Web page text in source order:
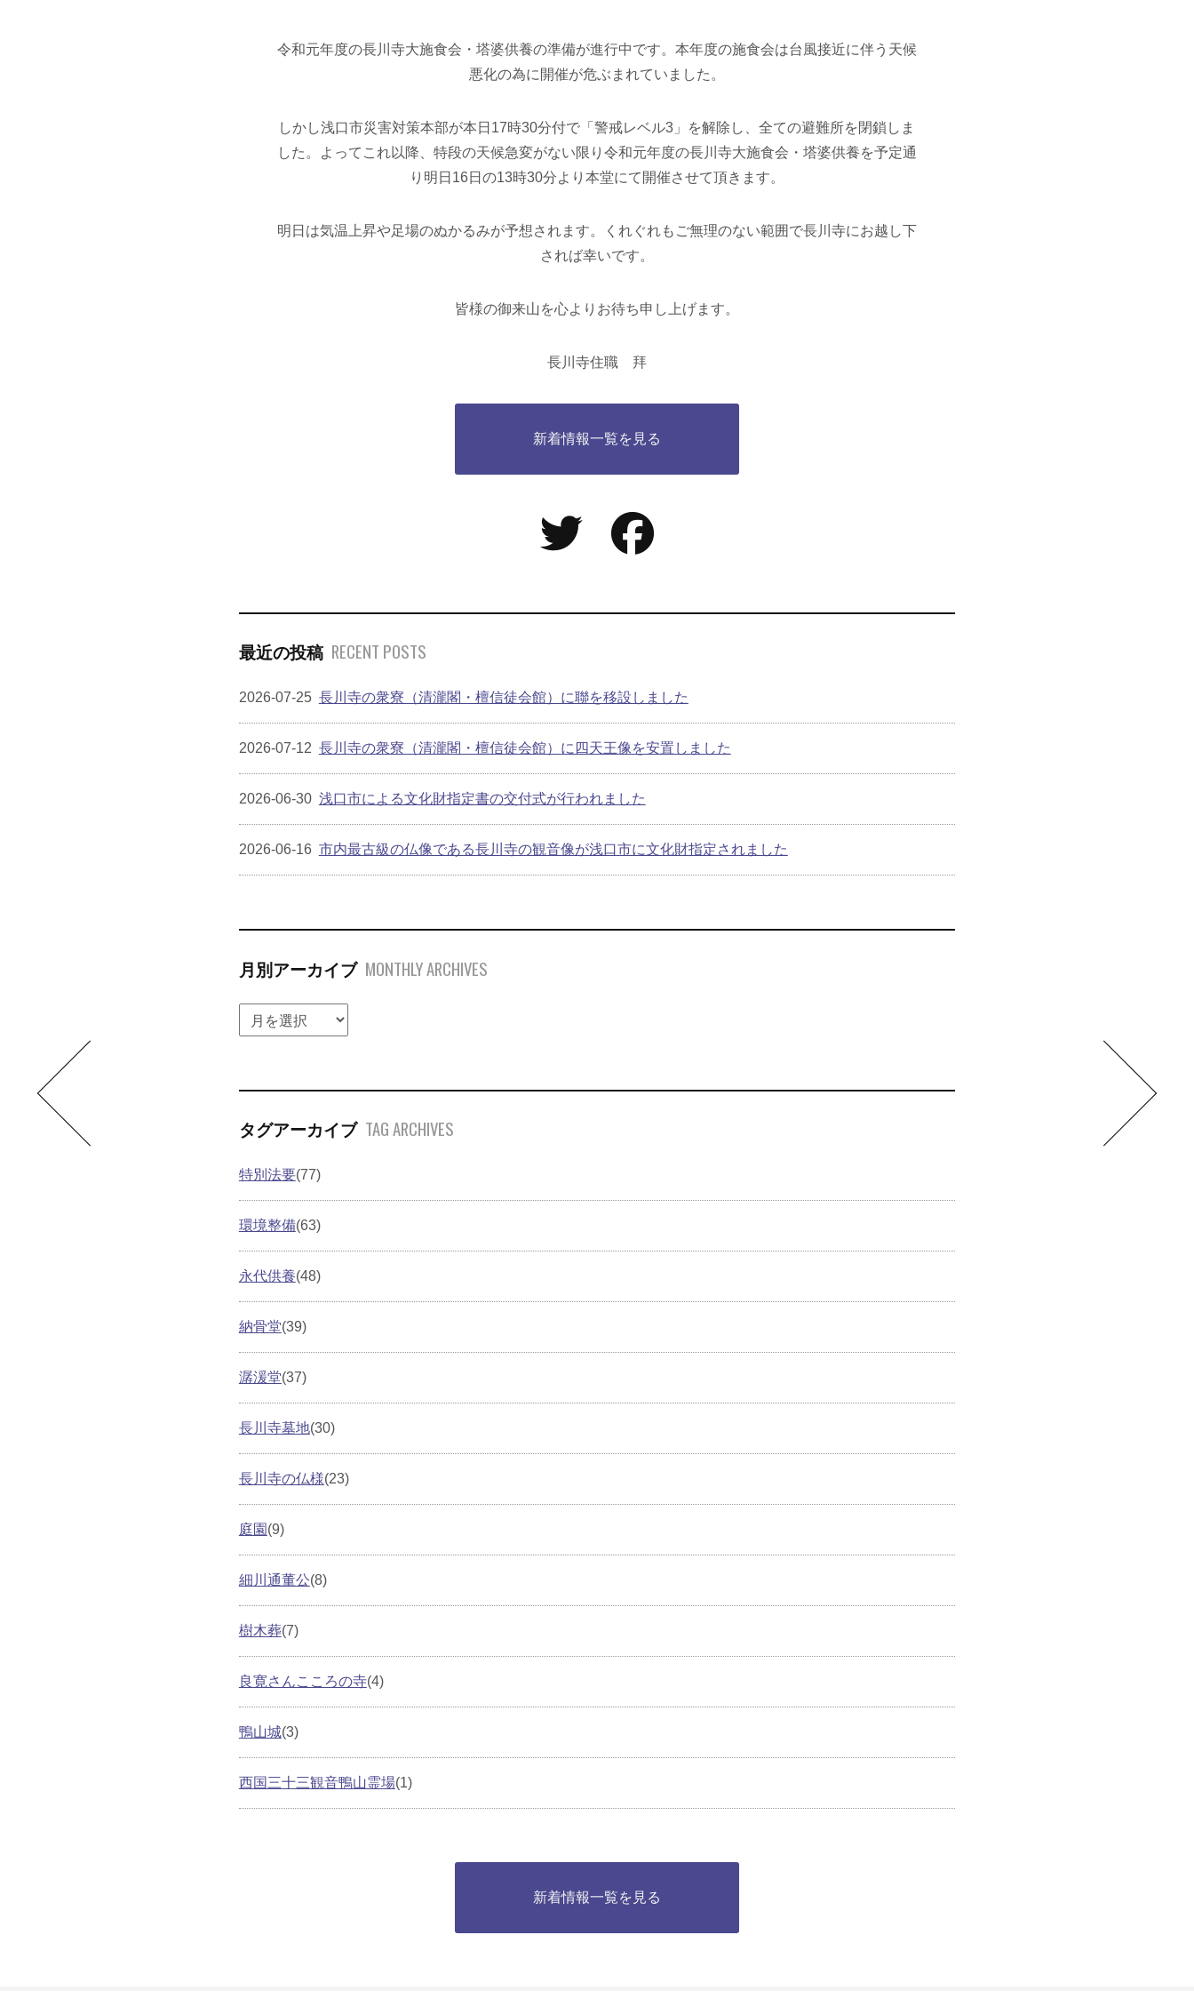
令和元年度の長川寺大施食会 ・塔婆供養の準備が進行中です。本年度の施食会は台風接近に伴う天候
悪化の為に開催が危ぶまれていました。
しかし浅口市災害対策本部が本日17時30分付で「警戒レベル3」を解除し、全ての避難所を閉鎖しま
した。よってこれ以降、特段の天候急変がない限り令和元年度の長川寺大施食会・塔婆供養を予定通
り明日16日の13時30分より本堂にて開催させて頂きます。
明日は気温上昇や足場のぬかるみが予想されます。くれぐれもご無理のない範囲で長川寺にお越し下
されば幸いです。
皆様の御来山を心よりお待ち申し上げます。
長川寺住職 拜
新着情報一覧を見る
最近の投稿 RECENT POSTS
2026-07-25 長川寺の衆寮（清瀧閣・檀信徒会館）に聯を移設しました
2026-07-12 長川寺の衆寮（清瀧閣・檀信徒会館）に四天王像を安置しました
2026-06-30 浅口市による文化財指定書の交付式が行われました
2026-06-16 市内最古級の仏像である長川寺の観音像が浅口市に文化財指定されました
月別アーカイブ MONTHLY ARCHIVES
タグアーカイブ TAG ARCHIVES
特別法要(77)
環境整備(63)
永代供養(48)
納骨堂(39)
潺湲堂(37)
長川寺墓地(30)
長川寺の仏様(23)
庭園 (9)
細川通董公(8)
樹木葬(7)
良寛さんこころの寺(4)
鴨山城(3)
西国三十三観音鴨山霊場(1)
新着情報一覧を見る